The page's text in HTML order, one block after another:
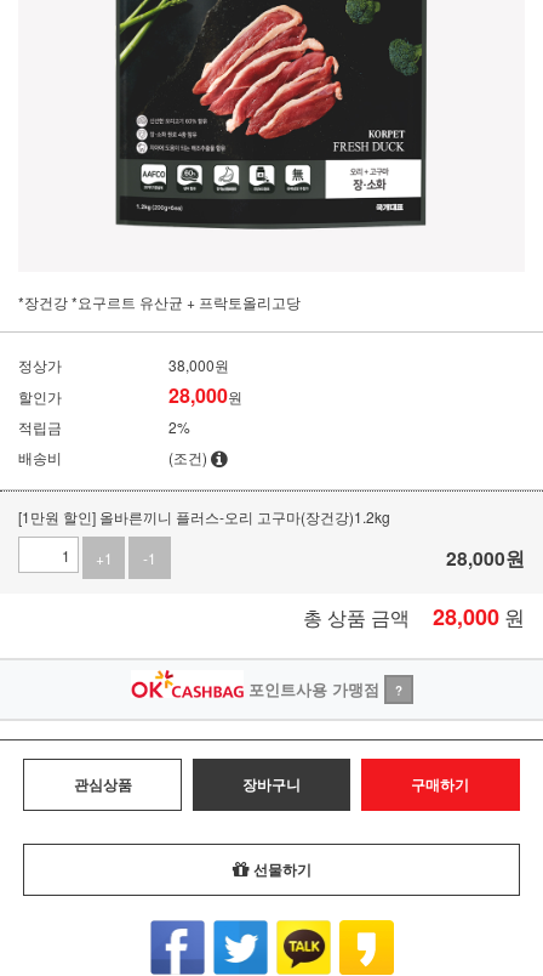
*장건강 *요구르트 유산균 + 프락토올리고당
정상가
38,000원
할인가
28,000원
적립금
2%
배송비
(조건)
[1만원 할인] 올바른끼니 플러스-오리 고구마(장건강)1.2kg
+1
-1 28,000원
총 상품 금액 28,000 원
포인트사용 가맹점 ?
관심상품 장바구니 구매하기
선물하기